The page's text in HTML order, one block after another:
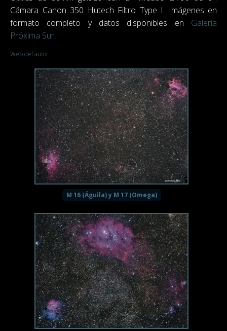
Cámara Canon 350 Hutech Filtro Type I. Imágenes en
formato completo y datos disponibles en Galería
Próxima Sur.
Web del autor
M 16 (Águila) y M 17 (Omega)